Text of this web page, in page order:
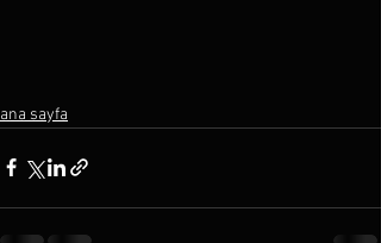
ana sayfa